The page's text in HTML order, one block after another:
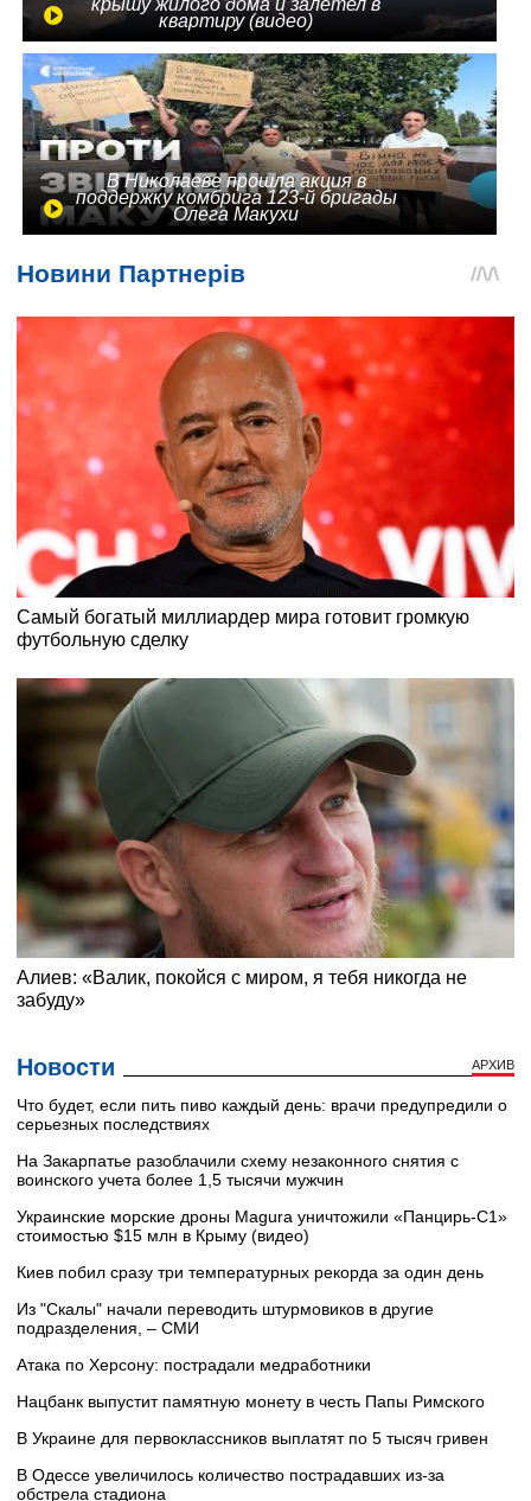
крышу жилого дома и залетел в
квартиру (видео)
В Николаеве прошла акция в
поддержку комбрига 123-й бригады
Олега Макухи
Новости АРХИВ
Что будет, если пить пиво каждый день: врачи предупредили о
серьезных последствиях
На Закарпатье разоблачили схему незаконного снятия с
воинского учета более 1,5 тысячи мужчин
Украинские морские дроны Magura уничтожили «Панцирь-С1»
стоимостью $15 млн в Крыму (видео)
Киев побил сразу три температурных рекорда за один день
Из "Скалы" начали переводить штурмовиков в другие
подразделения, – СМИ
Атака по Херсону: пострадали медработники
Нацбанк выпустит памятную монету в честь Папы Римского
В Украине для первоклассников выплатят по 5 тысяч гривен
В Одессе увеличилось количество пострадавших из-за
обстрела стадиона